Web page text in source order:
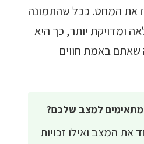
את המחט. ככל שהתמונה
ומדויקת יותר, כך היא
באמת חווים
מתאימים למצב שלכם?
את המצב ואילו זכויות